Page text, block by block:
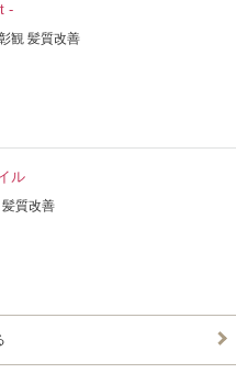
-
観 髪質改善
ル
質改善